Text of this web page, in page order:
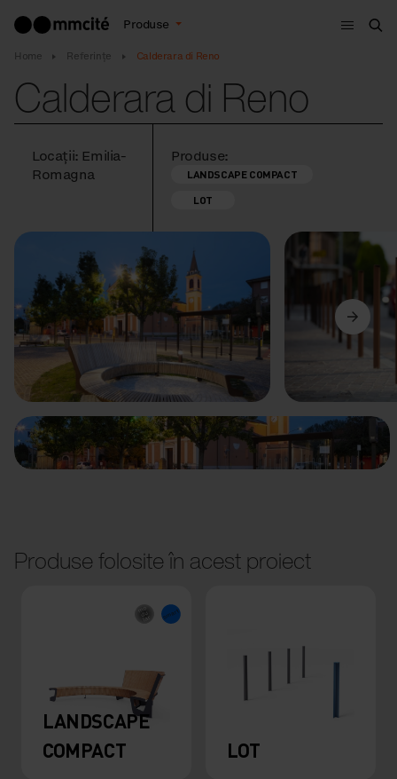
Produse
Meniu
Home Referințe Calderara di Reno
Calderara di Reno
Locații: Emilia-
Romagna
Produse:
LANDSCAPE COMPACT
LOT
Anterior Următorul
Produse folosite în acest proiect
LANDSCAPE
COMPACT
LOT